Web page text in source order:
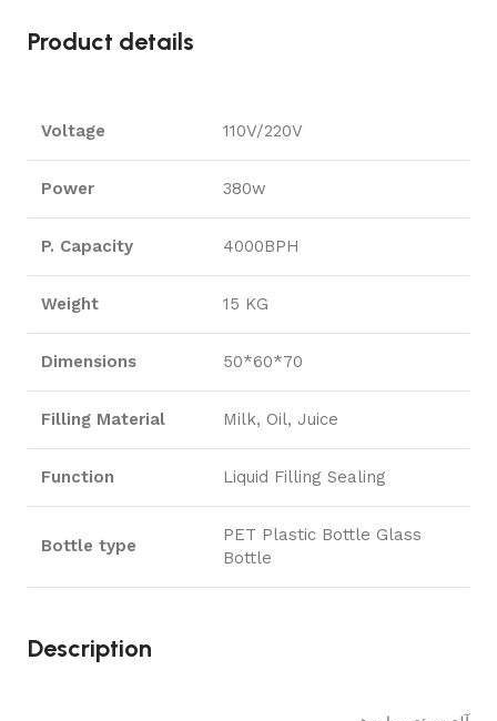
Product details
Voltage 110V/220V
Power 380w
P. Capacity 4000BPH
Weight 15 KG
Dimensions 50*60*70
Filling Material Milk, Oil, Juice
Function Liquid Filling Sealing
Bottle type
PET Plastic Bottle Glass
Bottle
Description